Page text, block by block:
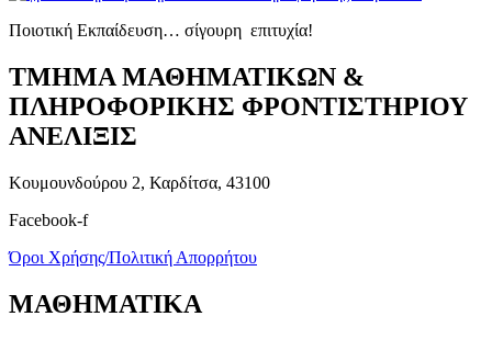
Ποιοτική Εκπαίδευση… σίγουρη επιτυχία!
ΤΜΗΜΑ ΜΑΘΗΜΑΤΙΚΩΝ &
ΠΛΗΡΟΦΟΡΙΚΗΣ ΦΡΟΝΤΙΣΤΗΡΙΟΥ
ΑΝΕΛΙΞΙΣ
Κουμουνδούρου 2, Καρδίτσα, 43100
Facebook-f
Όροι Χρήσης/Πολιτική Απορρήτου
ΜΑΘΗΜΑΤΙΚΑ